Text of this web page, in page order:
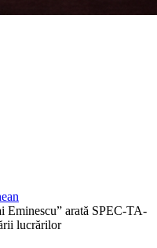
arată SPEC-TA-
lucrărilor